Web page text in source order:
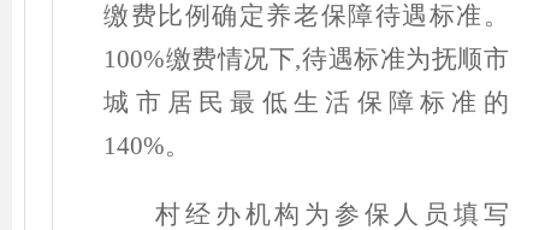
缴费比例确定养老保障待遇标准。
100%缴费情况下,待遇标准为抚顺市
城市居民最低生活保障标准的
140%。
村经办机构为参保人员填写